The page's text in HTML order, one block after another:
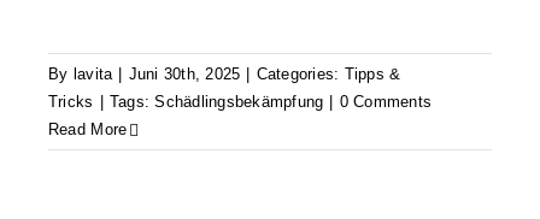
By lavita Juni 30th, 2025 Categories: Tipps &
Tricks
Tags:Schädlingsbekämpfung
0 Comments
Read More